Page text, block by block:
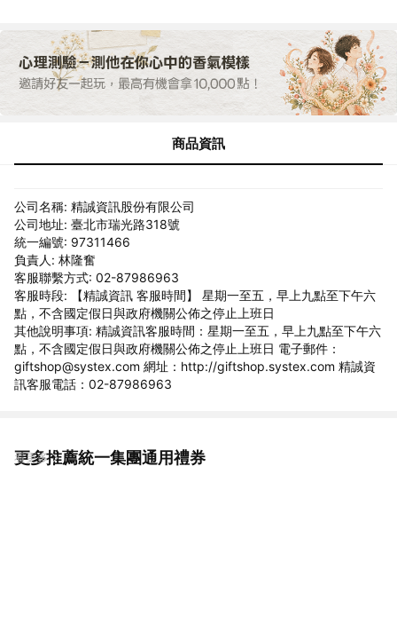
商品資訊
公司名稱: 精誠資訊股份有限公司
公司地址: 臺北市瑞光路318號
統一編號: 97311466
負責人: 林隆奮
客服聯繫方式: 02-87986963
客服時段: 【精誠資訊 客服時間】 星期一至五，早上九點至下午六
點，不含國定假日與政府機關公佈之停止上班日
其他說明事項: 精誠資訊客服時間：星期一至五，早上九點至下午六
點，不含國定假日與政府機關公佈之停止上班日 電子郵件：
giftshop@systex.com 網址：http://giftshop.systex.com 精誠資
訊客服電話：02-87986963
更多推薦統一集團通用禮券
看更多